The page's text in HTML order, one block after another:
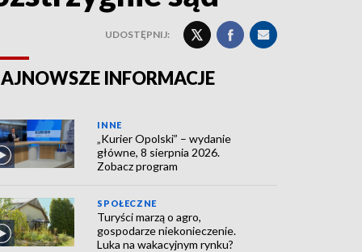
UDOSTĘPNIJ:
INFORMACJE
INNE
„Kurier Opolski” – wydanie
główne, 8 sierpnia 2026.
Zobacz program
SPOŁECZNE
Turyści marzą o agro,
gospodarze niekonieczenie.
Luka na wakacyjnym rynku?